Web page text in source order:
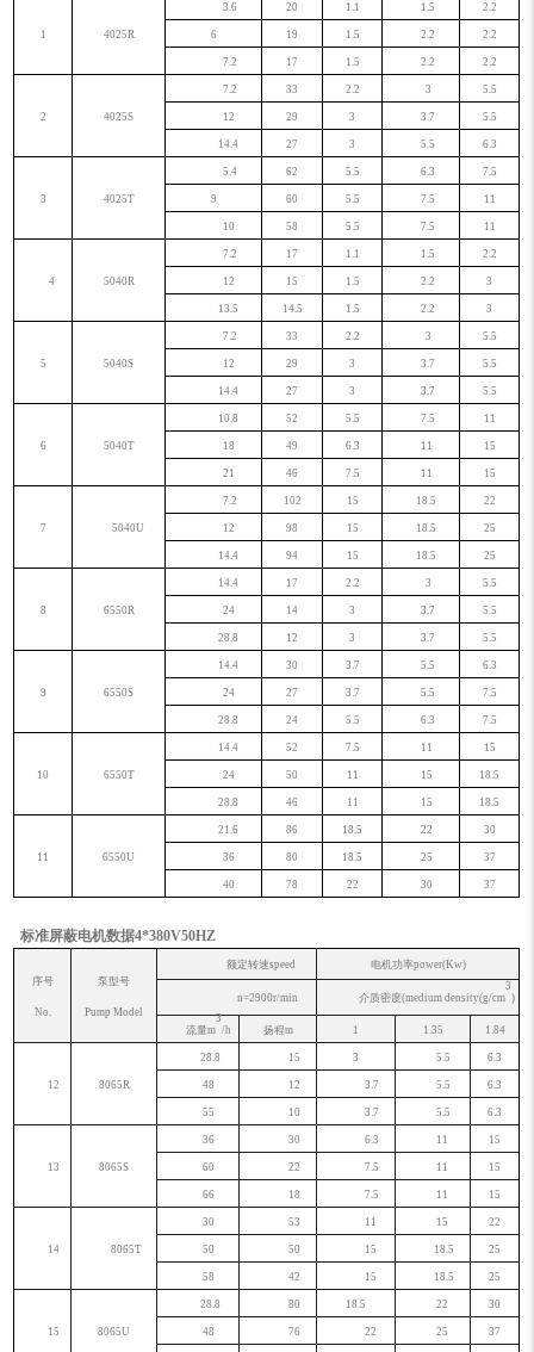
1 4025R
3.6 20 1.1 1.5 2.2
6 19 1.5 2.2 2.2
7.2 17 1.5 2.2 2.2
2 4025S
7.2 33 2.2 3 5.5
12 29 3 3.7 5.5
14.4 27 3 5.5 6.3
3 4025T
5.4 62 5.5 6.3 7.5
9 60 5.5 7.5 11
10 58 5.5 7.5 11
4 5040R
7.2 17 1.1 1.5 2.2
12 15 1.5 2.2 3
13.5 14.5 1.5 2.2 3
5 5040S
7.2 33 2.2 3 5.5
12 29 3 3.7 5.5
14.4 27 3 3.7 5.5
6 5040T
10.8 52 5.5 7.5 11
18 49 6.3 11 15
21 46 7.5 11 15
7 5040U
7.2 102 15 18.5 22
12 98 15 18.5 25
14.4 94 15 18.5 25
8 6550R
14.4 17 2.2 3 5.5
24 14 3 3.7 5.5
28.8 12 3 3.7 5.5
9 6550S
14.4 30 3.7 5.5 6.3
24 27 3.7 5.5 7.5
28.8 24 5.5 6.3 7.5
10 6550T
14.4 52 7.5 11 15
24 50 11 15 18.5
28.8 46 11 15 18.5
11 6550U
21.6 86 18.5 22 30
36 80 18.5 25 37
40 78 22 30 37
标准屏蔽电机数据4*380V50HZ
序号
No.
泵型号
Pump Model
额定转速speed 电机功率power(Kw)
n=2900r/min 介质密度(medium density(g/cm
3
)
流量m
3
/h
扬程m 1 1.35 1.84
12 8065R
28.8 15 3 5.5 6.3
48 12 3.7 5.5 6.3
55 10 3.7 5.5 6.3
13 8065S
36 30 6.3 11 15
60 22 7.5 11 15
66 18 7.5 11 15
14 8065T
30 53 11 15 22
50 50 15 18.5 25
58 42 15 18.5 25
15 8065U
28.8 80 18.5 22 30
48 76 22 25 37